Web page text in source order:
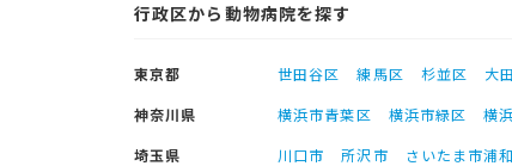
行政区から動物病院を探す
東京都 世田谷区 練馬区 杉並区 大
神奈川県
横浜市青葉区 横浜市緑区 横
埼玉県
川口市 所沢市 さいたま市浦